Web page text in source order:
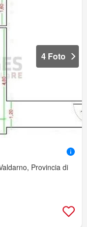
4 Foto
Provincia di